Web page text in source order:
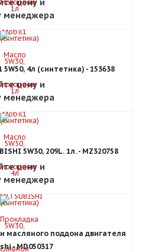
цену и
менеджера
4л (синтетика) - 153638
цену и
менеджера
5W30, 209L. 1л. - MZ320758
цену и
менеджера
масляного поддона двигателя
- MD050317